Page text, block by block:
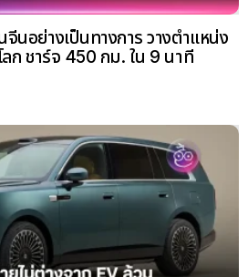
จีนอย่างเป็นทางการ วางตำแหน่ง
ก ชาร์จ 450 กม. ใน 9 นาที